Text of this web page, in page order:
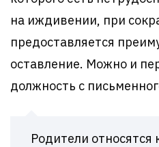
на иждивении, при
предоставляется
оставление. Можно и
должность с
Родители относятся